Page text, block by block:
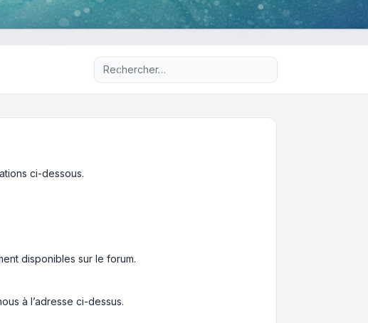
Recherche avancée
ci-dessous.
disponibles sur le forum.
à l’adresse ci-dessus.